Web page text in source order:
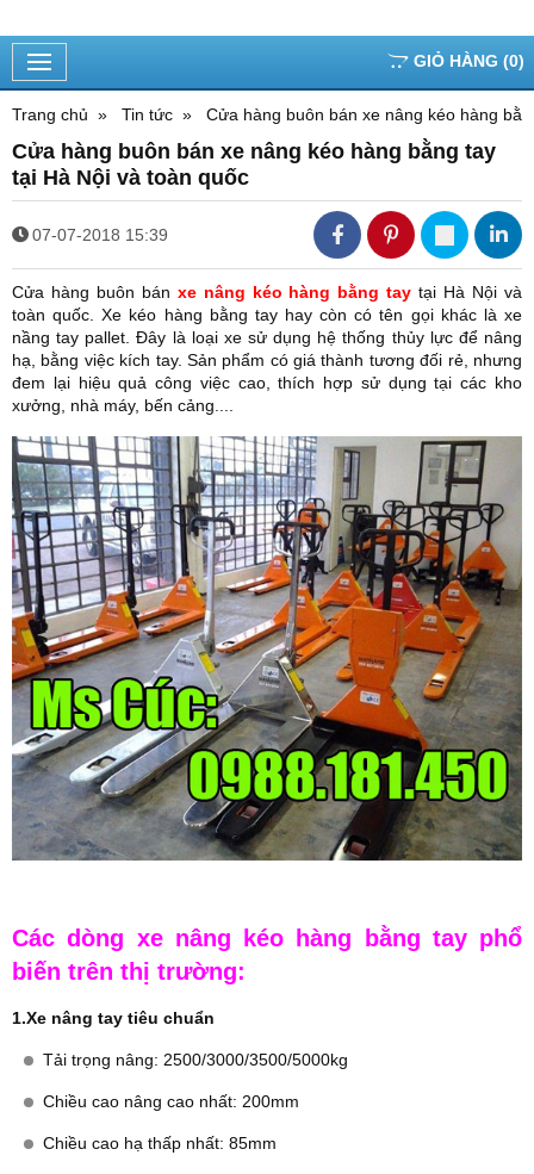
GIỎ HÀNG (0)
Trang chủ Tin tức Cửa hàng buôn bán xe nâng kéo hàng
Cửa hàng buôn bán xe nâng kéo hàng bằng tay
tại Hà Nội và toàn quốc
07-07-2018 15:39
Cửa hàng buôn bán xe nâng kéo hàng bằng tay tại Hà Nội và
toàn quốc. Xe kéo hàng bằng tay hay còn có tên gọi khác là xe
nầng tay pallet. Đây là loại xe sử dụng hệ thống thủy lực để nâng
hạ, bằng việc kích tay. Sản phẩm có giá thành tương đối rẻ, nhưng
đem lại hiệu quả công việc cao, thích hợp sử dụng tại các kho
xưởng, nhà máy, bến cảng....
Các dòng xe nâng kéo hàng bằng tay phổ
biến trên thị trường:
1.Xe nâng tay tiêu chuẩn
Tải trọng nâng: 2500/3000/3500/5000kg
Chiều cao nâng cao nhất: 200mm
Chiều cao hạ thấp nhất: 85mm